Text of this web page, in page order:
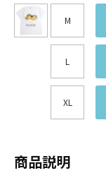
M
L
XL
商品説明